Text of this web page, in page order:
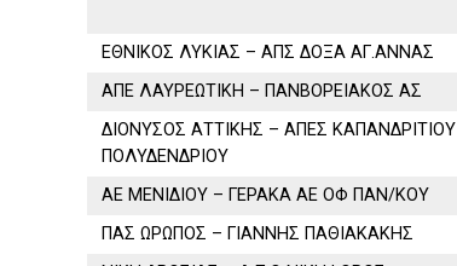
ΕΘΝΙΚΟΣ ΛΥΚΙΑΣ – ΑΠΣ ΔΟΞΑ ΑΓ.ΑΝΝΑΣ
ΑΠΕ ΛΑΥΡΕΩΤΙΚΗ – ΠΑΝΒΟΡΕΙΑΚΟΣ ΑΣ
ΔΙΟΝΥΣΟΣ ΑΤΤΙΚΗΣ – ΑΠΕΣ ΚΑΠΑΝΔΡΙΤΙΟΥ
ΠΟΛΥΔΕΝΔΡΙΟΥ
ΑΕ ΜΕΝΙΔΙΟΥ – ΓΕΡΑΚΑ ΑΕ ΟΦ ΠΑΝ/ΚΟΥ
ΠΑΣ ΩΡΩΠΟΣ – ΓΙΑΝΝΗΣ ΠΑΘΙΑΚΑΚΗΣ